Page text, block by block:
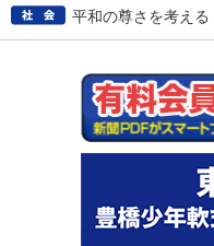
平和の尊さを考える